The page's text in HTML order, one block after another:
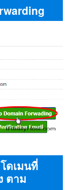
ดเมนที่
ตาม